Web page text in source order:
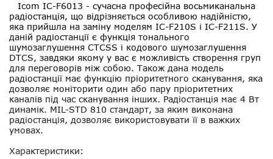
Icom IC-F6013 - сучасна професійна восьмиканальна
радіостанція, що відрізняється особливою надійністю,
яка прийшла на заміну моделям IC-F210S і IC-F211S. У
даній радіостанції є функція тонального
шумозаглушення CTCSS і кодового шумозаглушення
DTCS, завдяки якому у вас є можливість створення груп
для переговорів між собою. Також дана модель
радіостанції має функцію пріоритетного сканування, яка
дозволяє моніторити один або пару пріоритетних
каналів під час сканування інших. Радіостанція має 4 Вт
динамік. MIL-STD 810 стандарт, за яким виконана
радіостанція, дозволяє використовувати її в важких
умовах.
Характеристики: